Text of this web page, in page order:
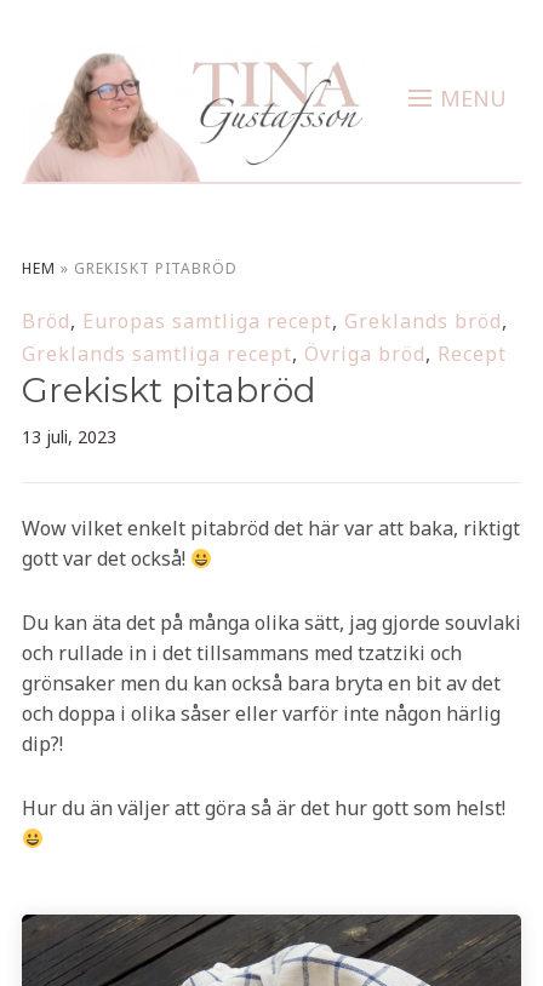
MENU
HEM » GREKISKT PITABRÖD
Bröd, Europas samtliga recept, Greklands bröd,
Greklands samtliga recept, Övriga bröd, Recept
Grekiskt pitabröd
13 juli, 2023
Wow vilket enkelt pitabröd det här var att baka, riktigt
gott var det också!
Du kan äta det på många olika sätt, jag gjorde souvlaki
och rullade in i det tillsammans med tzatziki och
grönsaker men du kan också bara bryta en bit av det
och doppa i olika såser eller varför inte någon härlig
dip?!
Hur du än väljer att göra så är det hur gott som helst!